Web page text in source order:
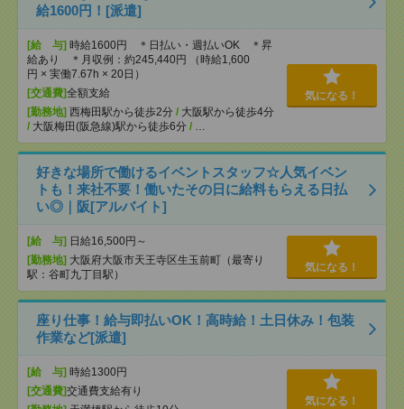
給1600円！[派遣]
[給 与] 時給1600円 ＊日払い・週払いOK ＊昇
給あり ＊月収例：約245,440円 （時給1,600
円 × 実働7.67h × 20日）
[交通費]全額支給
[勤務地] 西梅田駅から徒歩2分 / 大阪駅から徒歩4分
/ 大阪梅田(阪急線)駅から徒歩6分 / …
気になる！
好きな場所で働けるイベントスタッフ☆人気イベン
トも！来社不要！働いたその日に給料もらえる日払
い◎｜阪[アルバイト]
[給 与] 日給16,500円～
[勤務地] 大阪府大阪市天王寺区生玉前町（最寄り
駅：谷町九丁目駅）
気になる！
座り仕事！給与即払いOK！高時給！土日休み！包装
作業など[派遣]
[給 与] 時給1300円
[交通費]交通費支給有り
気になる！